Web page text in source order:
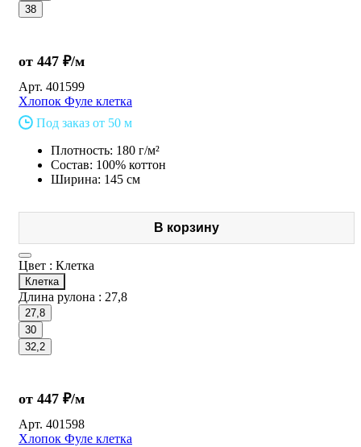
38
от 447 ₽/м
Арт. 401599
Хлопок Фуле клетка
Под заказ от 50 м
Плотность: 180 г/м²
Состав: 100% коттон
Ширина: 145 см
В корзину
Цвет : Клетка
Клетка
Длина рулона : 27,8
27,8
30
32,2
от 447 ₽/м
Арт. 401598
Хлопок Фуле клетка